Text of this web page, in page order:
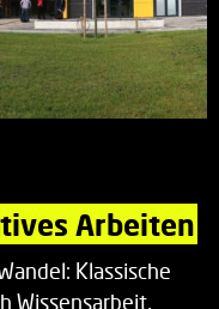
Arbeiten
Klassische
Wissensarbeit,